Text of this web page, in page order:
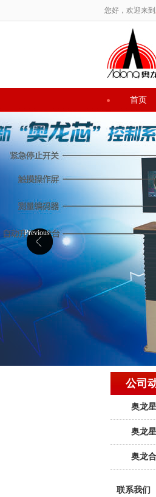
您好，欢迎来到
首页
Previous
公司
奥龙
奥龙
奥龙
联系我们